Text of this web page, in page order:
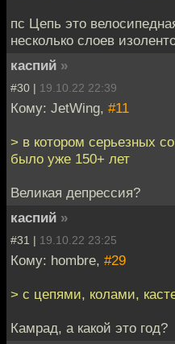
пс Цепь это
несколько слоев
каспий »
#30 | 19.10.22 22:39
Кому: JetWing, #11
> в котором серьезных
было уже 150+ лет
Великая депрессия?
каспий »
#31 | 19.10.22 23:25
Кому: hombre, #29
> с цепями, колами,
Камрад, а какой это год?